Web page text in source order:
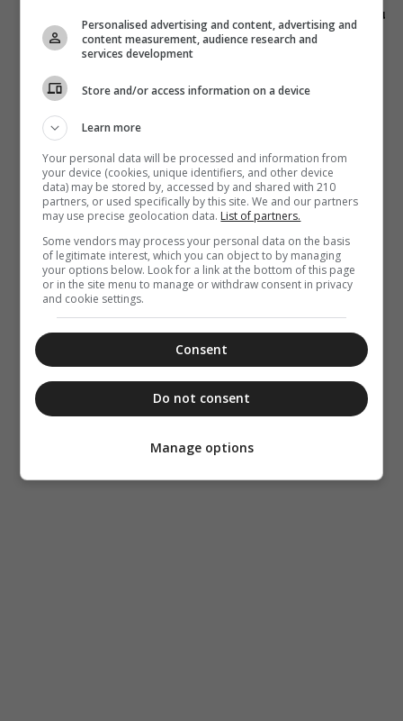
Οι λογισμοί και
το χρώμα των
οστών
Personalised advertising and content, advertising and
content measurement, audience research and
services development
Store and/or access information on a device
Learn more
Your personal data will be processed and information from
your device (cookies, unique identifiers, and other device
data) may be stored by, accessed by and shared with 210
partners, or used specifically by this site. We and our partners
may use precise geolocation data. List of partners.
Some vendors may process your personal data on the basis
of legitimate interest, which you can object to by managing
your options below. Look for a link at the bottom of this page
or in the site menu to manage or withdraw consent in privacy
and cookie settings.
Consent
Do not consent
Manage options